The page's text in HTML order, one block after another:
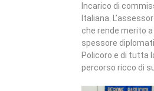
Incarico di
Italiana.
che rende merito
spessore
Policoro e di tutta
percorso ricco di